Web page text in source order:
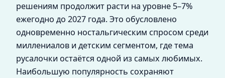
решениям продолжит расти на уровне 5–7%
ежегодно до 2027 года. Это обусловлено
одновременно ностальгическим спросом среди
миллениалов и детским сегментом, где тема
русалочки остаётся одной из самых любимых.
Наибольшую популярность сохраняют